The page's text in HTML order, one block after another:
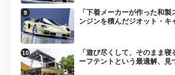
「下着メーカーが作った和
ンジンを積んだジオット・キ
「遊び尽くして、そのまま
ーフテントという最適解、見